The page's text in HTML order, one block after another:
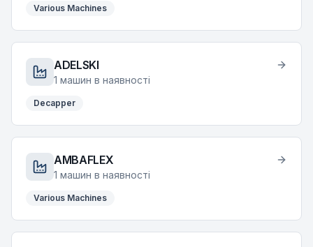
Various Machines
ADELSKI
1 машин в наявності
Decapper
AMBAFLEX
1 машин в наявності
Various Machines